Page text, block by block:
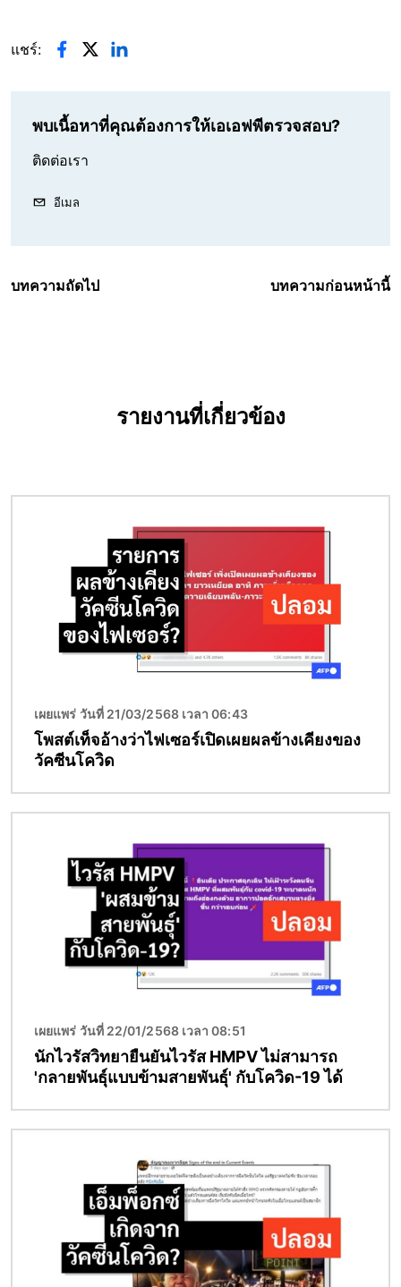
แชร์:
พบเนื้อหาที่คุณต้องการให้เอเอฟพีตรวจสอบ?
ติดต่อเรา
อีเมล
บทความถัดไป บทความก่อนหน้านี้
รายงานที่เกี่ยวข้อง
เผยแพร่ วันที่ 21/03/2568 เวลา 06:43
โพสต์เท็จอ้างว่าไฟเซอร์เปิดเผยผลข้างเคียงของ
วัคซีนโควิด
เผยแพร่ วันที่ 22/01/2568 เวลา 08:51
นักไวรัสวิทยายืนยันไวรัส HMPV ไม่สามารถ
'กลายพันธุ์แบบข้ามสายพันธุ์' กับโควิด-19 ได้